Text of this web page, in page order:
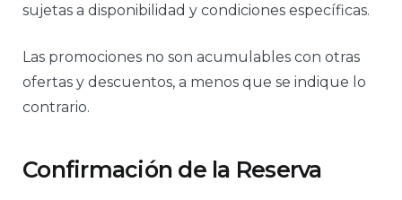
sujetas a disponibilidad y condiciones específicas.
Las promociones no son acumulables con otras
ofertas y descuentos, a menos que se indique lo
contrario.
Confirmación de la Reserva